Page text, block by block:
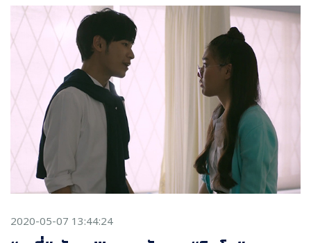
2020-05-07 13:44:24